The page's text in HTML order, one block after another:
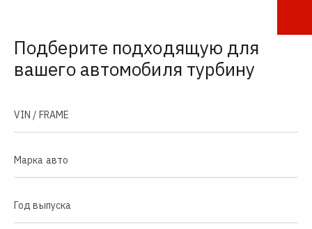
Подберите подходящую для
вашего автомобиля турбину
VIN / FRAME
Марка авто
Год выпуска